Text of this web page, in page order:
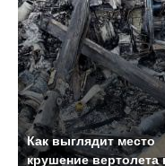
Как выглядит место
крушение вертолета